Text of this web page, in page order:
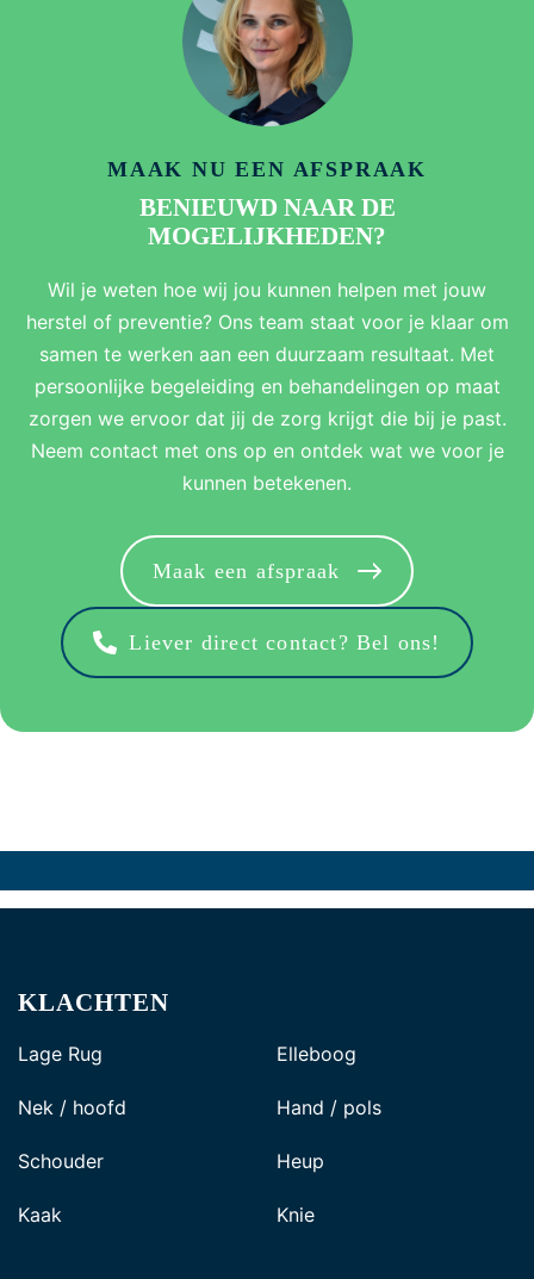
MAAK NU EEN AFSPRAAK
BENIEUWD NAAR DE
MOGELIJKHEDEN?
Wil je weten hoe wij jou kunnen helpen met jouw
herstel of preventie? Ons team staat voor je klaar om
samen te werken aan een duurzaam resultaat. Met
persoonlijke begeleiding en behandelingen op maat
zorgen we ervoor dat jij de zorg krijgt die bij je past.
Neem contact met ons op en ontdek wat we voor je
kunnen betekenen.
Maak een afspraak
Liever direct contact? Bel ons!
KLACHTEN
Lage Rug
Nek / hoofd
Schouder
Kaak
Elleboog
Hand / pols
Heup
Knie